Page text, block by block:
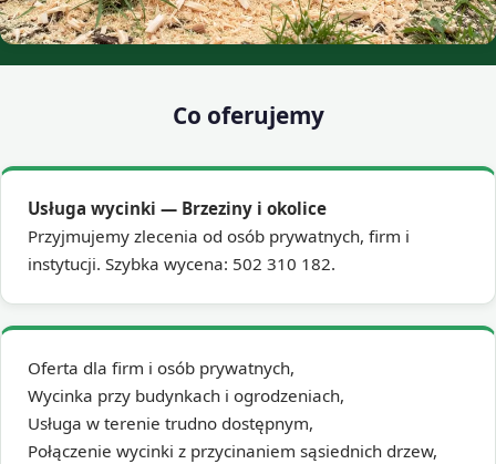
Co oferujemy
Usługa wycinki — Brzeziny i okolice
Przyjmujemy zlecenia od osób prywatnych, firm i
instytucji. Szybka wycena: 502 310 182.
Oferta dla firm i osób prywatnych,
Wycinka przy budynkach i ogrodzeniach,
Usługa w terenie trudno dostępnym,
Połączenie wycinki z przycinaniem sąsiednich drzew,